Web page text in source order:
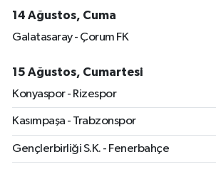
14 Ağustos, Cuma
Galatasaray - Çorum FK
15 Ağustos, Cumartesi
Konyaspor - Rizespor
Kasımpaşa - Trabzonspor
Gençlerbirliği S.K. - Fenerbahçe